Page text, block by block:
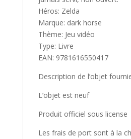
Héros: Zelda
Marque: dark horse
Thème: Jeu vidéo
Type: Livre
EAN: 9781616550417
Description de l’objet
L’objet est neuf
Produit officiel sous license
Les frais de port sont à la